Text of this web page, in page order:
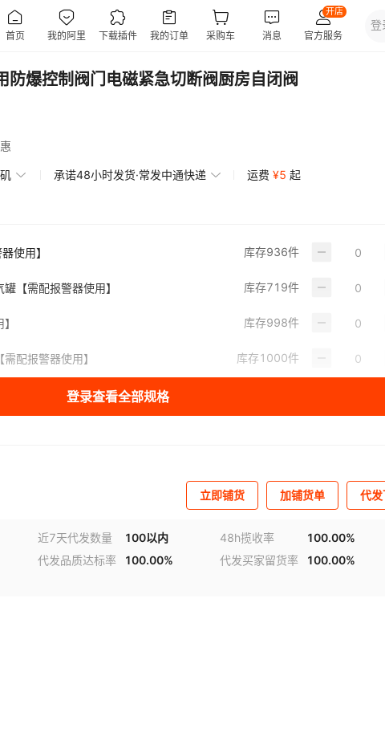
防爆控制阀门电磁紧急切断阀厨房自闭阀
承诺48小时发货·常发中通快递 运费 ¥5 起
使用】 库存936件
【需配报警器使用】 库存719件
库存998件
配报警器使用】 库存1000件
登录查看全部规格
立即铺货 加铺货单 代
近7天代发数量 100以内 48h揽收率
100.00%
代发品质达标率 100.00% 代发买家留货率
100.00%